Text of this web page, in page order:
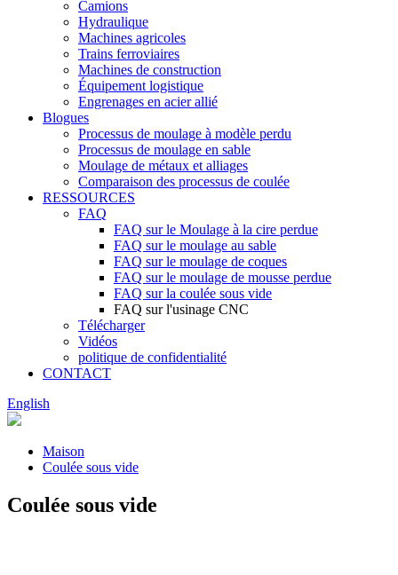
Camions
Hydraulique
Machines agricoles
Trains ferroviaires
Machines de construction
Équipement logistique
Engrenages en acier allié
Blogues
Processus de moulage à modèle perdu
Processus de moulage en sable
Moulage de métaux et alliages
Comparaison des processus de coulée
RESSOURCES
FAQ
FAQ sur le Moulage à la cire perdue
FAQ sur le moulage au sable
FAQ sur le moulage de coques
FAQ sur le moulage de mousse perdue
FAQ sur la coulée sous vide
FAQ sur l'usinage CNC
Télécharger
Vidéos
politique de confidentialité
CONTACT
English
Maison
Coulée sous vide
Coulée sous vide